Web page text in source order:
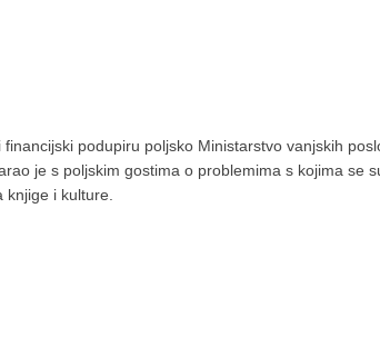
podupiru poljsko Ministarstvo vanjskih
je s poljskim gostima o problemima s kojima se
i kulture.